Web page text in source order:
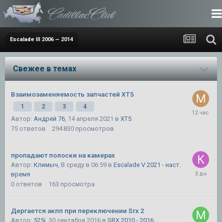
Escalade III 2006 — 2014
Свежее в темах
Взаимозаменяемость запчастей XT5
1 2 3 4
Автор: Андрей 76, 14 апреля 2021 в XT5
75 ответов 294 830 просмотров
пропадают полоски на камерах
Автор: Климыч, В среду в 06:59 в Escalade V 2021 - наст.
время
0 ответов 163 просмотра
Дергается акпп при переключении Srx 2
Автор: 525i, 30 сентября 2016 в SRX 2010 - 2016